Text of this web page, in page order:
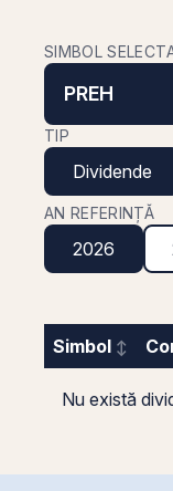
SIMBOL
PREH
TIP
Dividende
AN REFERINȚĂ
2026
Simbol
Nu există